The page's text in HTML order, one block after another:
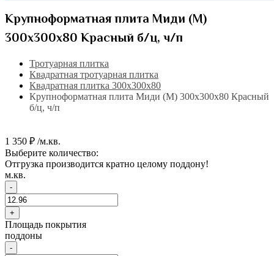
Крупноформатная плита Миди (М)
300х300х80 Красный б/ц, ч/п
Тротуарная плитка
Квадратная тротуарная плитка
Квадратная плитка 300х300х80
Крупноформатная плита Миди (М) 300х300х80 Красный
б/ц, ч/п
1 350 ₽ /м.кв.
Выберите количество:
Отгрузка производится кратно целому поддону!
м.кв.
-
+
Площадь покрытия
поддоны
-